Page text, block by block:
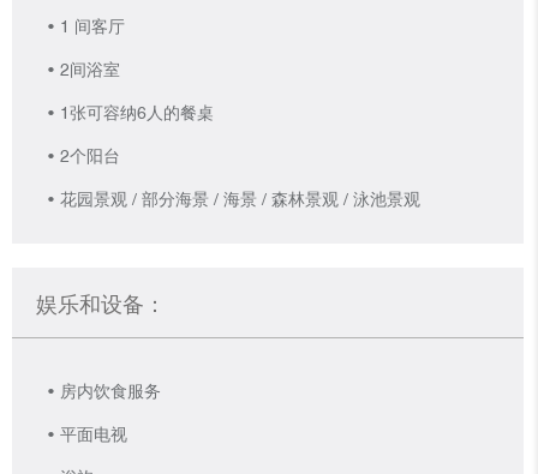
1 间客厅
2间浴室
1张可容纳6人的餐桌
2个阳台
花园景观 / 部分海景 / 海景 / 森林景观 / 泳池景观
娱乐和设备：
房内饮食服务
平面电视